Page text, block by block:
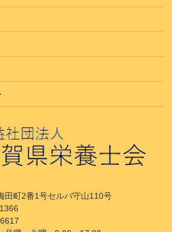
田町2番1号セルバ守山110号